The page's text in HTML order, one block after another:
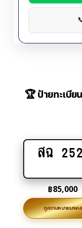
🏆 ป้ายทะเบี
สฉ
฿85,000
ดูความหมายมงคล